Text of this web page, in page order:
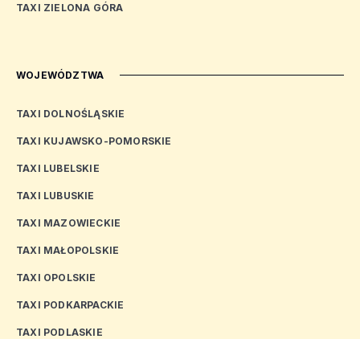
TAXI ZIELONA GÓRA
WOJEWÓDZTWA
TAXI DOLNOŚLĄSKIE
TAXI KUJAWSKO-POMORSKIE
TAXI LUBELSKIE
TAXI LUBUSKIE
TAXI MAZOWIECKIE
TAXI MAŁOPOLSKIE
TAXI OPOLSKIE
TAXI PODKARPACKIE
TAXI PODLASKIE